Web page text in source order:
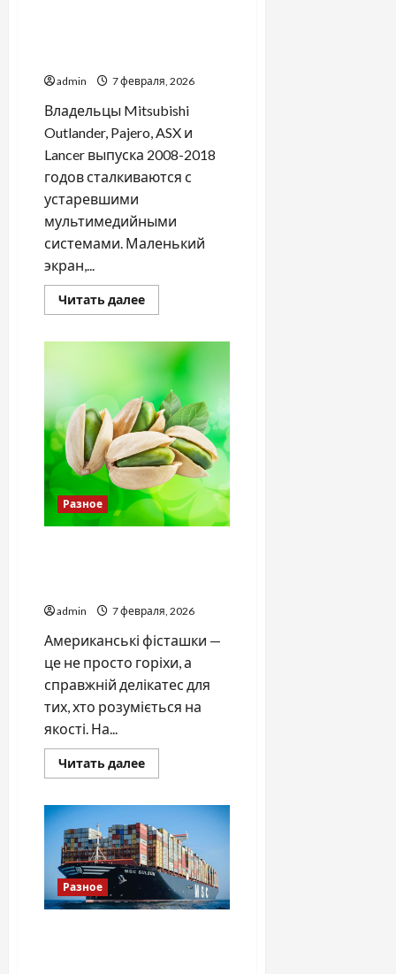
admin 7 февраля, 2026
Владельцы Mitsubishi
Outlander, Pajero, ASX и
Lancer выпуска 2008-2018
годов сталкиваются с
устаревшими
мультимедийными
системами. Маленький
экран,...
Читать далееПрочитать
больше
владельцы
Mitsubishi
меняют
заводские
магнитолы
Разное
admin 7 февраля, 2026
Американські фісташки —
це не просто горіхи, а
справжній делікатес для
тих, хто розуміється на
якості. На...
Читать далееПрочитать
больше
де
купити
справжні
американські
фісташки
Україні
Разное